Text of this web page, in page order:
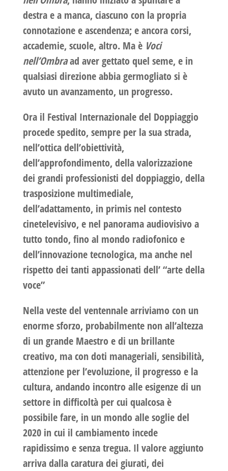
destra e a manca, ciascuno con la propria
connotazione e ascendenza; e ancora corsi,
accademie, scuole, altro. Ma è Voci
nell’Ombraad aver gettato quel seme, e in
qualsiasi direzione abbia germogliato si è
avuto un avanzamento, un progresso.
Ora il Festival Internazionale del Doppiaggio
procede spedito, sempre per la sua strada,
nell’ottica dell’obiettività,
dell’approfondimento, della valorizzazione
dei grandi professionisti del doppiaggio, della
trasposizione multimediale,
dell’adattamento, in primis nel contesto
cinetelevisivo, e nel panorama audiovisivo a
tutto tondo, fino al mondo radiofonico e
dell’innovazione tecnologica, ma anche nel
rispetto dei tanti appassionati dell’ “arte della
voce”
Nella veste del ventennale arriviamo con un
enorme sforzo, probabilmente non all’altezza
di un grande Maestro e di un brillante
creativo, ma con doti manageriali, sensibilità,
attenzione per l’evoluzione, il progresso e la
cultura, andando incontro alle esigenze di un
settore in difficoltà per cui qualcosa è
possibile fare, in un mondo alle soglie del
2020 in cui il cambiamento incede
rapidissimo e senza tregua. Il valore aggiunto
arriva dalla caratura dei giurati, dei